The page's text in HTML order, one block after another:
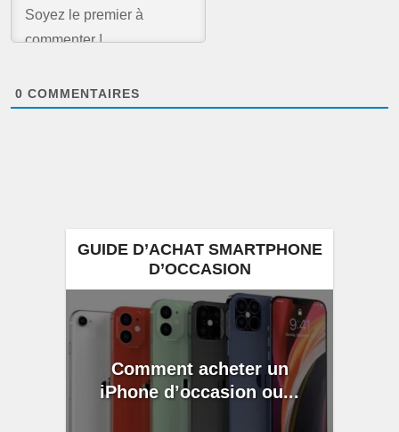
0 COMMENTAIRES
GUIDE D’ACHAT SMARTPHONE
D’OCCASION
Comment acheter un
iPhone d’occasion ou...